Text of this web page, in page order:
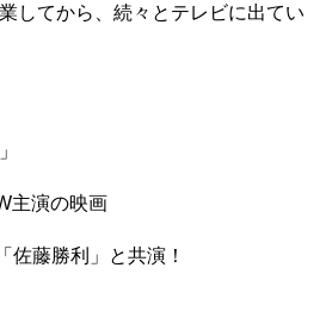
してから、続々とテレビに出てい
主演の映画
佐藤勝利」と共演！